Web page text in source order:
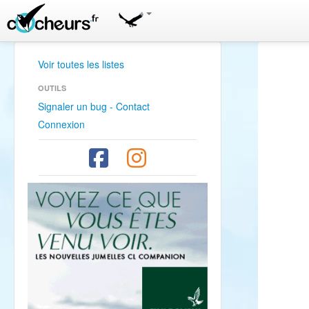
Voir toutes les listes
OUTILS
Signaler un bug - Contact
Connexion